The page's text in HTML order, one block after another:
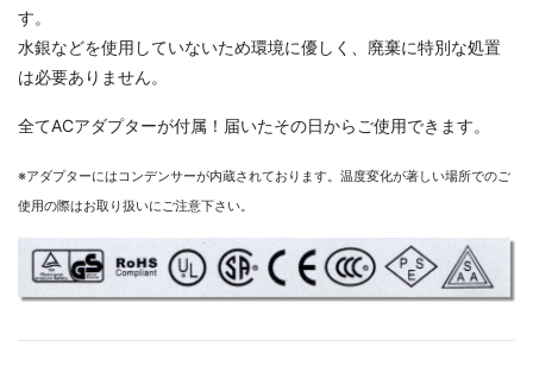
す。
水銀などを使用していないため環境に優しく、廃棄に特別な処置
は必要ありません。
全てACアダプターが付属！届いたその日からご使用できます。
※アダプターにはコンデンサーが内蔵されております。温度変化が著しい場所でのご
使用の際はお取り扱いにご注意下さい。